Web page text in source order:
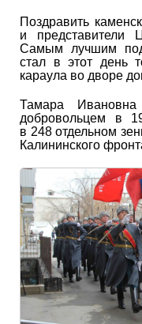
Поздравить
и представители
Самым лучшим
стал в этот день
караула во дворе
Тамара
добровольцем в
в 248 отдельном
Калининского